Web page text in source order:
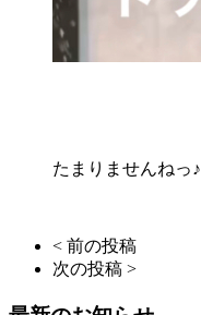
たまりませんねっ♪
< 前の投稿
次の投稿 >